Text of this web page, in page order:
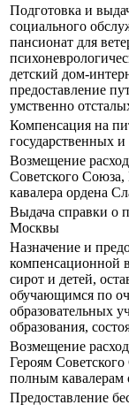
Подготовка и
социального
пансионат для
детский дом-
предоставление
умственно
Компенсация на
государственных
Возмещение
Советского
кавалера ордена
Выдача справки о
Москвы
Назначение и
компенсационной
сирот и детей,
обучающимся по
образовательных
образования,
Возмещение
Героям
полным кавалерам
Предоставление